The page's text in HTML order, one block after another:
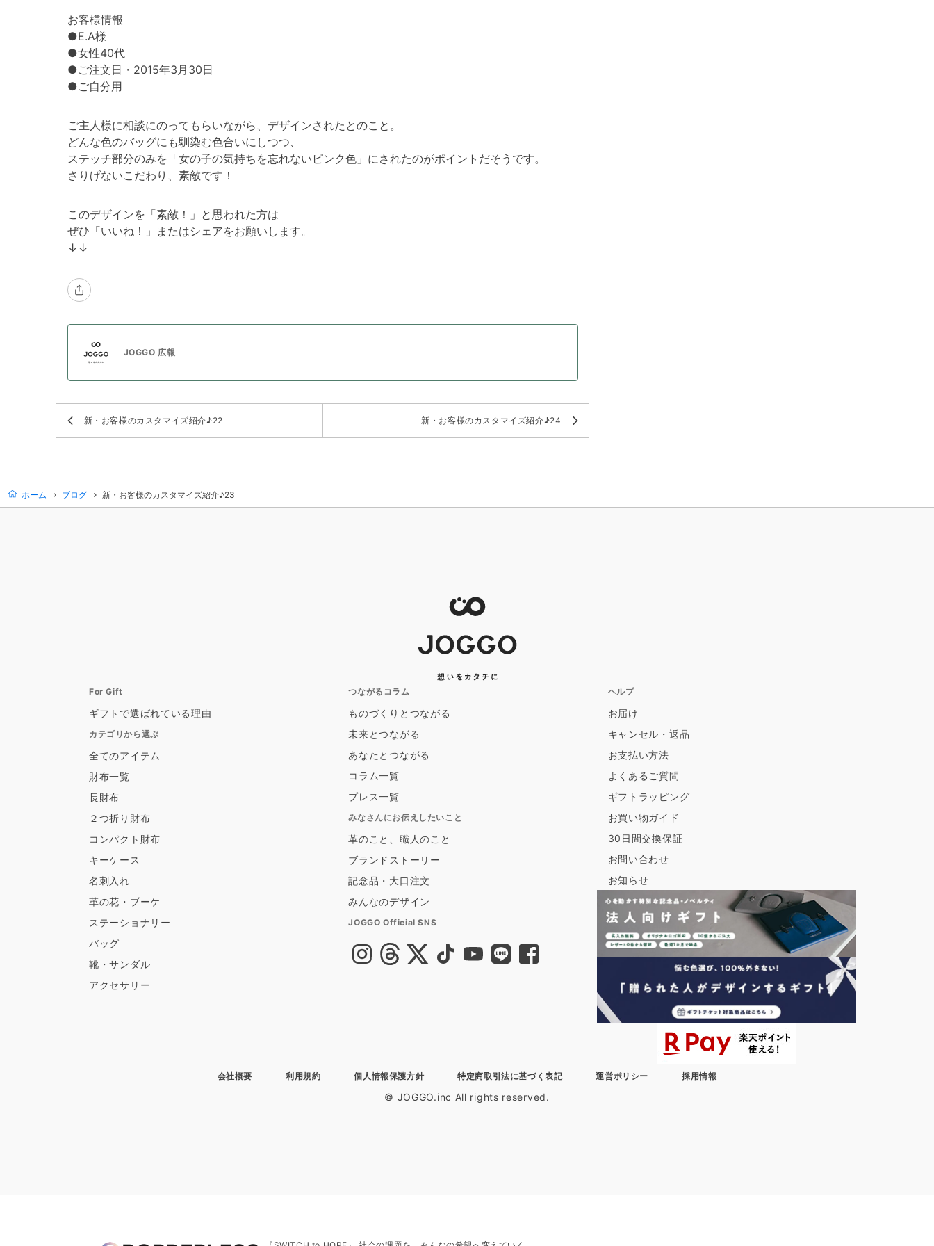
お客様情報
●E.A様
●女性40代
●ご注文日・2015年3月30日
●ご自分用
ご主人様に相談にのってもらいながら、デザインされたとのこと。
どんな色のバッグにも馴染む色合いにしつつ、
ステッチ部分のみを「女の子の気持ちを忘れないピンク色」にされたのがポイントだそうです。
さりげないこだわり、素敵です！
このデザインを「素敵！」と思われた方は
ぜひ「いいね！」またはシェアをお願いします。
↓↓
JOGGO 広報
新・お客様のカスタマイズ紹介♪22 新・お客様のカスタマイズ紹介♪24
ホーム ブログ 新・お客様のカスタマイズ紹介♪23
For Gift
ギフトで選ばれている理由
カテゴリから選ぶ
全てのアイテム
財布一覧
長財布
２つ折り財布
コンパクト財布
キーケース
名刺入れ
革の花・ブーケ
ステーショナリー
バッグ
靴・サンダル
アクセサリー
つながるコラム
ものづくりとつながる
未来とつながる
あなたとつながる
コラム一覧
プレス一覧
みなさんにお伝えしたいこと
革のこと、職人のこと
ブランドストーリー
記念品・大口注文
みんなのデザイン
JOGGO Official SNS
ヘルプ
お届け
キャンセル・返品
お支払い方法
よくあるご質問
ギフトラッピング
お買い物ガイド
30日間交換保証
お問い合わせ
お知らせ
会社概要 利用規約 個人情報保護方針 特定商取引法に基づく表記 運営ポリシー 採用情報
© JOGGO.inc All rights reserved.